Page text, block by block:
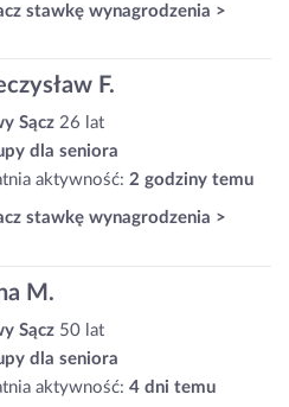
stawkę wynagrodzenia >
F.
Sącz 26 lat
dla seniora
aktywność: 2 godziny temu
stawkę wynagrodzenia >
M.
Sącz 50 lat
dla seniora
aktywność: 4 dni temu